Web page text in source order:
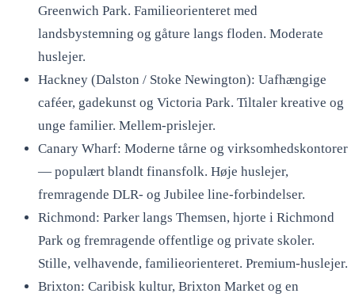
Greenwich Park. Familieorienteret med
landsbystemning og gåture langs floden. Moderate
huslejer.
Hackney (Dalston / Stoke Newington): Uafhængige
caféer, gadekunst og Victoria Park. Tiltaler kreative og
unge familier. Mellem-prislejer.
Canary Wharf: Moderne tårne og virksomhedskontorer
— populært blandt finansfolk. Høje huslejer,
fremragende DLR- og Jubilee line-forbindelser.
Richmond: Parker langs Themsen, hjorte i Richmond
Park og fremragende offentlige og private skoler.
Stille, velhavende, familieorienteret. Premium-huslejer.
Brixton: Caribisk kultur, Brixton Market og en